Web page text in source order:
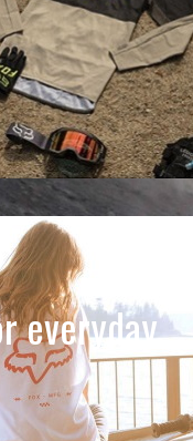
everyday